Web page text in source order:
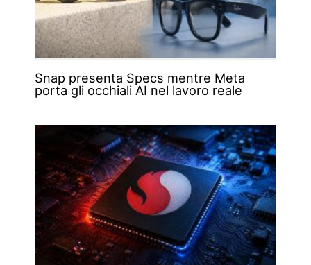
Snap presenta Specs mentre Meta
porta gli occhiali AI nel lavoro reale